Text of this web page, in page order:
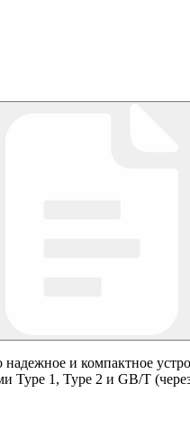
надежное и компактное
Type 1, Type 2 и GB/T